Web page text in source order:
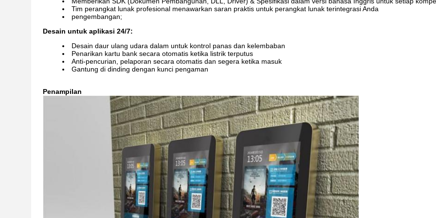
Tim perangkat lunak profesional menawarkan saran praktis untuk perangkat lunak terintegrasi Anda
pengembangan;
Desain untuk aplikasi 24/7:
Desain daur ulang udara dalam untuk kontrol panas dan kelembaban
Penarikan kartu bank secara otomatis ketika listrik terputus
Anti-pencurian, pelaporan secara otomatis dan segera ketika masuk
Gantung di dinding dengan kunci pengaman
Penampilan